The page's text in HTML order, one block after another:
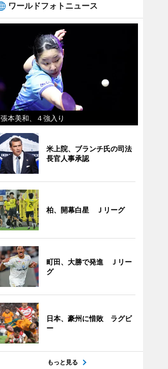
ワールドフォトニュース
張本美和、４強入り
米上院、ブランチ氏の司法
長官人事承認
柏、開幕白星 Ｊリーグ
町田、大勝で発進 Ｊリー
グ
日本、豪州に惜敗 ラグビ
ー
もっと見る